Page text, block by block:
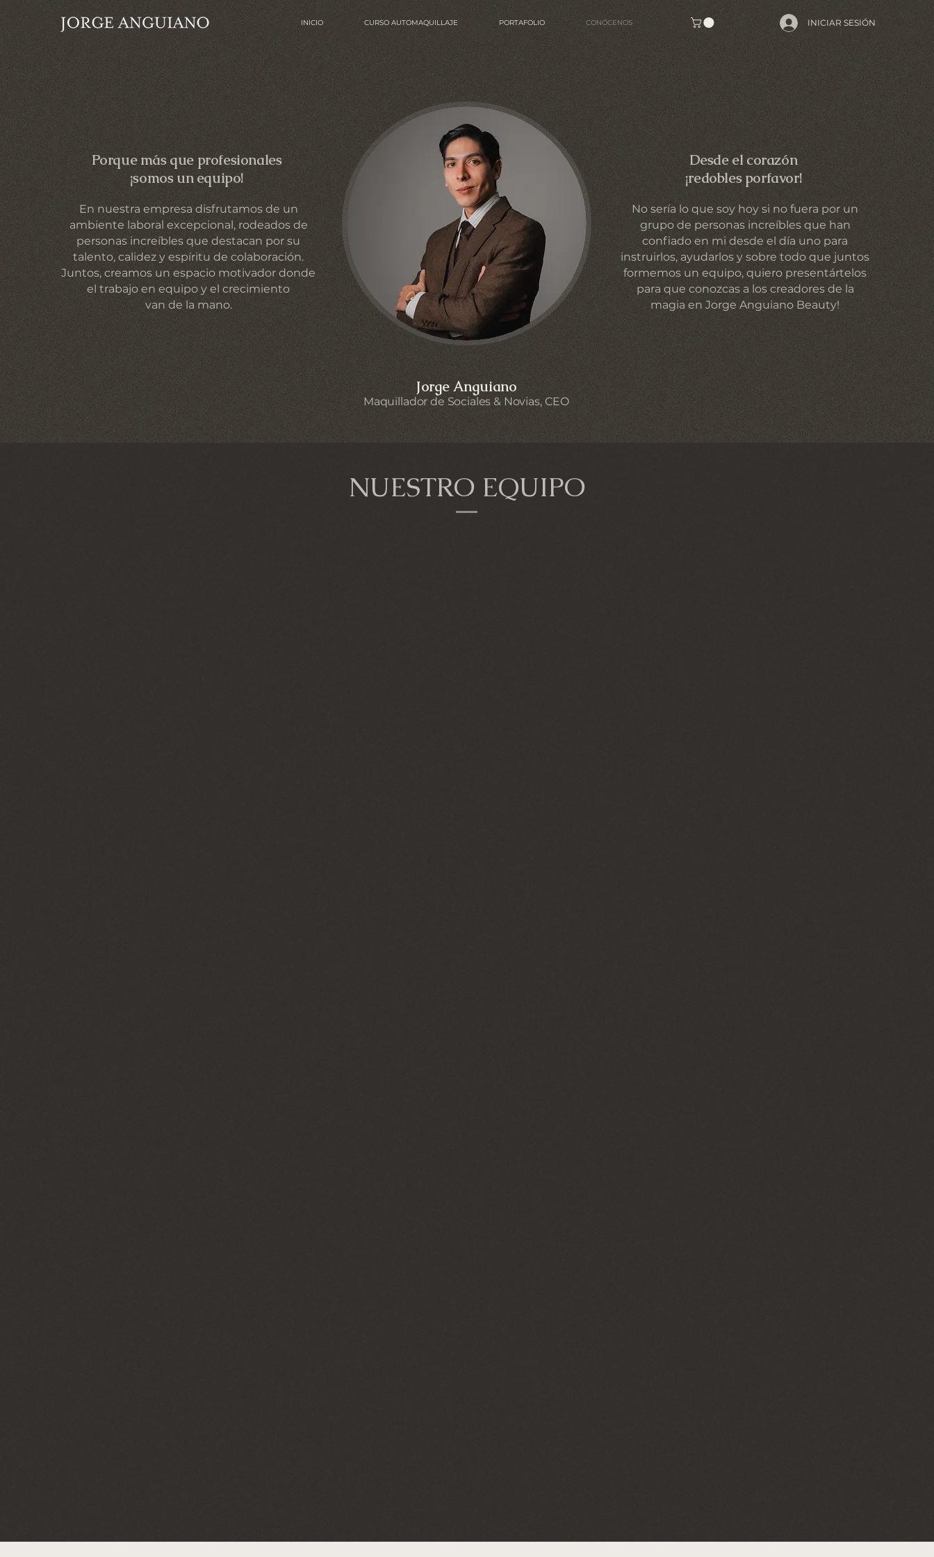
INICIAR SESIÓN
INICIO CURSO AUTOMAQUILLAJE PORTAFOLIO CONÓCENOS
Porque más que profesionales
¡somos un equipo!
En nuestra empresa disfrutamos de un
ambiente laboral excepcional, rodeados de
personas increíbles que destacan por su
talento, calidez y espíritu de colaboración.
Juntos, creamos un espacio motivador donde
el trabajo en equipo y el crecimiento
van de la mano.
Desde el corazón
¡redobles porfavor!
No sería lo que soy hoy si no fuera por un
grupo de personas increíbles que han
confiado en mi desde el día uno para
instruirlos, ayudarlos y sobre todo que juntos
formemos un equipo, quiero presentártelos
para que conozcas a los creadores de la
magia en Jorge Anguiano Beauty!
Jorge Anguiano
Maquillador de Sociales & Novias, CEO
NUESTRO EQUIPO